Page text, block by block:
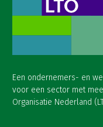
Een ondernemers- en
voor een sector met
Organisatie Nederland